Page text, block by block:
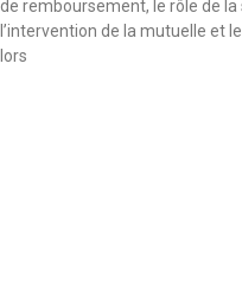
de remboursement, le rôle de la
l’intervention de la mutuelle et
lors